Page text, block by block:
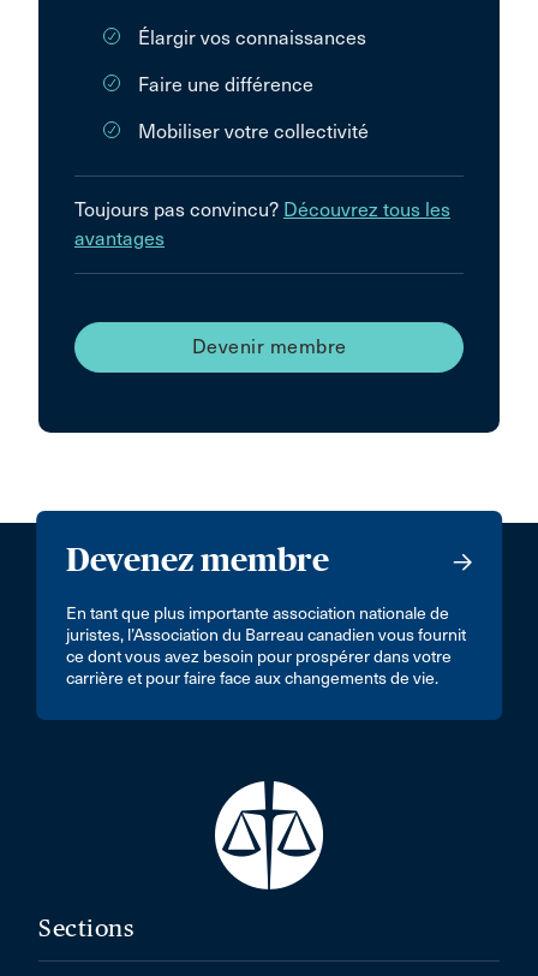
Élargir vos connaissances
Faire une différence
Mobiliser votre collectivité
Toujours pas convincu? Découvrez tous les
avantages
Devenir membre
Devenez membre
En tant que plus importante association nationale de
juristes, l’Association du Barreau canadien vous fournit
ce dont vous avez besoin pour prospérer dans votre
carrière et pour faire face aux changements de vie.
Sections